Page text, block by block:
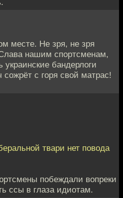
месте. Не зря, не зря
нашим спортсменам,
бандерлоги
с горя свой матрас!
твари нет повода
побеждали вопреки
ссы в глаза идиотам.